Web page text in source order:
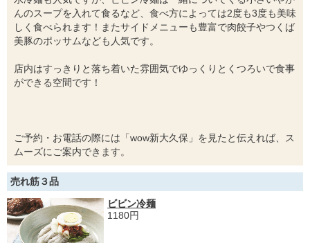
んのスープを入れて食るなど、食べ方によっては2度も3度も美味
しく食べられます！またサイドメニューも豊富で肉餃子やつくば
美豚のポッサムなども人気です。
店内はすっきりと落ち着いた雰囲気でゆっくりとくつろいで食事
ができる空間です！
ご予約・お電話の際には「wow新大久保」を見たと伝えれば、ス
ムーズにご案内できます。
売れ筋３品
ビビン冷麺
1180円